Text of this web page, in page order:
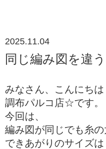
2025.11.04
同じ編み図を違
みなさん、こんにちは
調布パルコ店☆です。
今回は、
編み図が同じでも糸の
できあがりのサイズは